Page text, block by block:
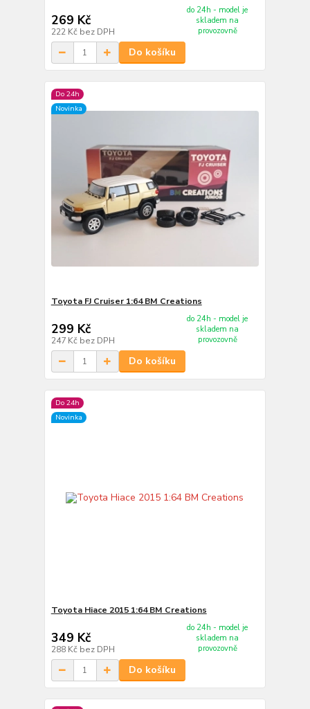
269 Kč
222 Kč bez DPH
do 24h - model je
skladem na
provozovně
Do košíku
Do 24h
Novinka
Toyota FJ Cruiser 1:64 BM Creations
299 Kč
247 Kč bez DPH
do 24h - model je
skladem na
provozovně
Do košíku
Do 24h
Novinka
Toyota Hiace 2015 1:64 BM Creations
349 Kč
288 Kč bez DPH
do 24h - model je
skladem na
provozovně
Do košíku